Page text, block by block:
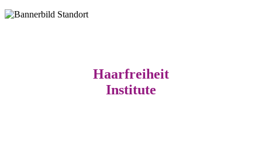
Haarfreiheit
Institute